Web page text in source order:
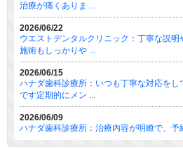
治療が痛くありま ...
2026/06/22
ウエストデンタルクリニック：丁寧な説明
施術もしっかりや ...
2026/06/15
ハナダ歯科診療所：いつも丁寧な対応をし
です定期的にメン ...
2026/06/09
ハナダ歯科診療所：治療内容が明瞭で、予